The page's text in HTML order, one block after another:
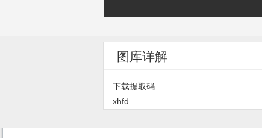
图库详解
下载提取码
xhfd